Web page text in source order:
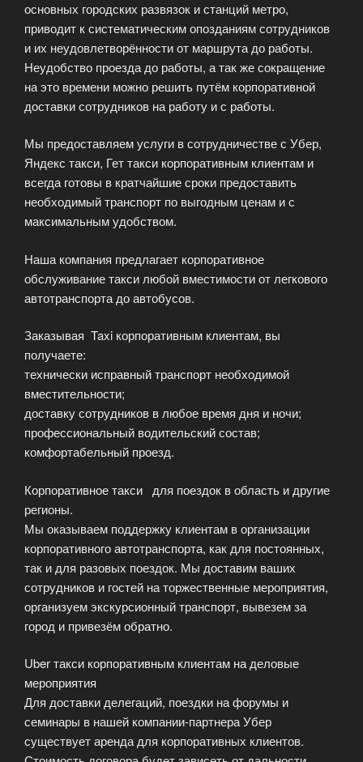
основных городских развязок и станций метро,
приводит к систематическим опозданиям сотрудников
и их неудовлетворённости от маршрута до работы.
Неудобство проезда до работы, а так же сокращение
на это времени можно решить путём корпоративной
доставки сотрудников на работу и с работы.
Мы предоставляем услуги в сотрудничестве с Убер,
Яндекс такси, Гет такси корпоративным клиентам и
всегда готовы в кратчайшие сроки предоставить
необходимый транспорт по выгодным ценам и с
максимальным удобством.
Наша компания предлагает корпоративное
обслуживание такси любой вместимости от легкового
автотранспорта до автобусов.
Заказывая Taxi корпоративным клиентам, вы
получаете:
технически исправный транспорт необходимой
вместительности;
доставку сотрудников в любое время дня и ночи;
профессиональный водительский состав;
комфортабельный проезд.
Корпоративное такси для поездок в область и другие
регионы.
Мы оказываем поддержку клиентам в организации
корпоративного автотранспорта, как для постоянных,
так и для разовых поездок. Мы доставим ваших
сотрудников и гостей на торжественные мероприятия,
организуем экскурсионный транспорт, вывезем за
город и привезём обратно.
Uber такси корпоративным клиентам на деловые
мероприятия
Для доставки делегаций, поездки на форумы и
семинары в нашей компании-партнера Убер
существует аренда для корпоративных клиентов.